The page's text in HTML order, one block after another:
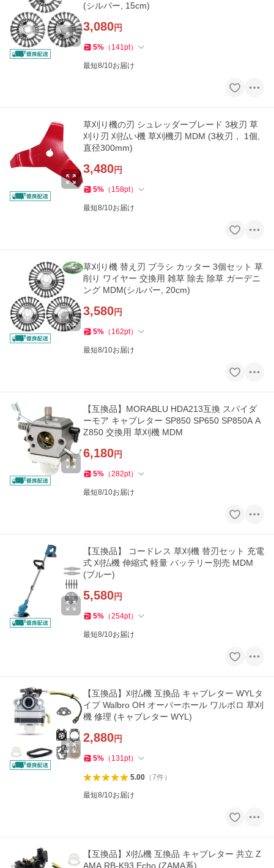
(シルバー, 15cm)
3,080円
5% （ 141pt）
最短8/10お届け
草刈り機の刃 シュレッダーブレード 3枚刃 草
刈り刃 刈払い機 草刈機刃 MDM (3枚刃， 1個,
直径300mm)
3,480円
5% （ 158pt）
最短8/10お届け
草刈り機 替え刃 ブラシ カッター 3個セット 草
削り ワイヤー 交換用 雑草 除去 除草 ガーデニ
ング MDM(シルバー, 20cm)
3,580円
5% （ 162pt）
最短8/10お届け
【互換品】MORABLU HDA213互換 スパイダ
ーモア キャブレター SP850 SP650 SP850A A
Z850 交換用 草刈機 MDM
6,180円
5% （282pt）
最短8/10お届け
【互換品】 コードレス 草刈機 替刃セット 充電
式 刈払機 伸縮式 軽量 バッテリー別売 MDM
(ブルー)
5,580円
5% （254pt）
最短8/10お届け
【互換品】刈払機 互換品 キャブレター WYLタ
イプ Walbro OH オーバーホール ワルボロ 草刈
機 修理 (キャブレター WYL)
2,880円
5% （ 131pt）
5.00（7件）
最短8/10お届け
【互換品】刈払機 互換品 キャブレター 共立 Z
AMA RB-K93 Echo (ZAMA系)